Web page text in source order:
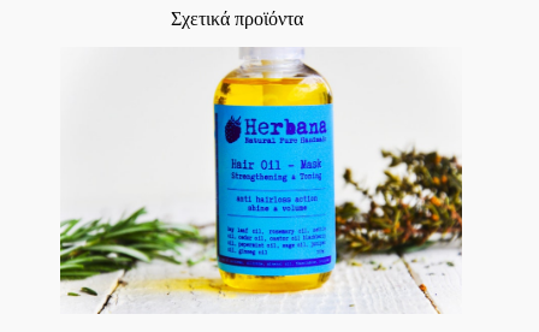
Σχετικά προϊόντα